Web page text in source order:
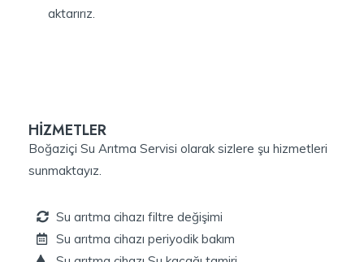
aktarırız.
HİZMETLER
Boğaziçi Su Arıtma Servisi olarak sizlere şu hizmetleri
sunmaktayız.
Su arıtma cihazı filtre değişimi
Su arıtma cihazı periyodik bakım